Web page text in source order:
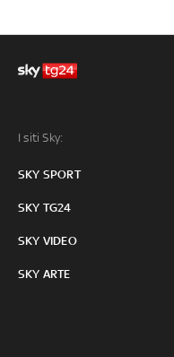
I siti Sky:
SKY SPORT
SKY TG24
SKY VIDEO
SKY ARTE